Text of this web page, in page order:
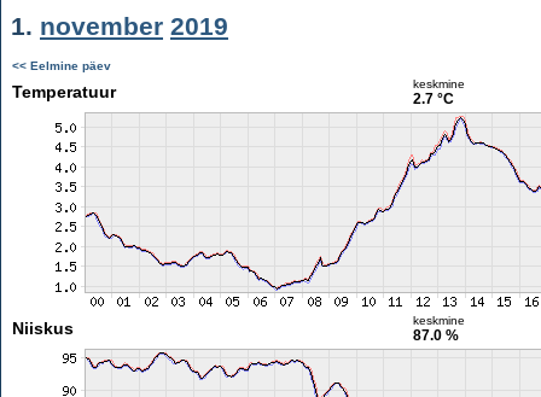
1. november 2019
<< Eelmine päev
Temperatuur keskmine
2.7 °C
Niiskus keskmine
87.0 %